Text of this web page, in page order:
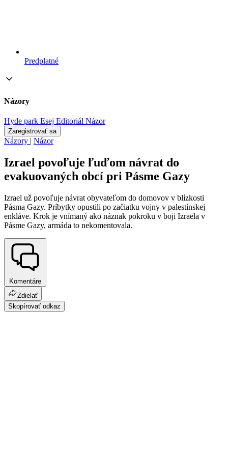
Predplatné
Názory
Hyde park Esej Editoriál Názor
Zaregistrovať sa
Názory | Názor
Izrael povoľuje ľuďom návrat do
evakuovaných obcí pri Pásme Gazy
Izrael už povoľuje návrat obyvateľom do domovov v blízkosti
Pásma Gazy. Príbytky opustili po začiatku vojny v palestínskej
enkláve. Krok je vnímaný ako náznak pokroku v boji Izraela v
Pásme Gazy, armáda to nekomentovala.
Komentáre
Zdielať
Skopírovať odkaz